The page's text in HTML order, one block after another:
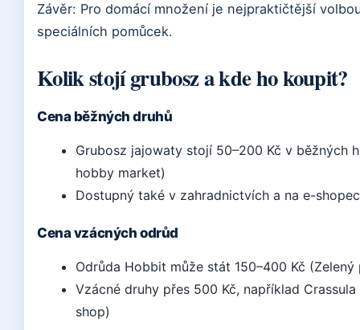
Závěr: Pro domácí množení je nejpraktičtější
speciálních pomůcek.
Kolik stojí grubosz a kde ho koupit?
Cena běžných druhů
Grubosz jajowaty stojí 50–200 Kč v běžných
hobby market)
Dostupný také v zahradnictvích a na e-
Cena vzácných odrůd
Odrůda Hobbit může stát 150–400 Kč
Vzácné druhy přes 500 Kč, například
shop)